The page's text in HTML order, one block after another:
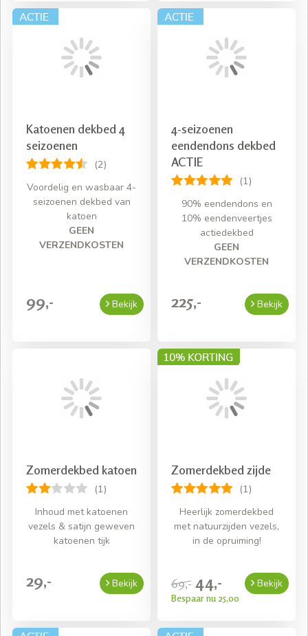
Katoenen dekbed 4
seizoenen
(2)
Voordelig en wasbaar 4-
seizoenen dekbed van
katoen
GEEN
VERZENDKOSTEN
99,- Bekijk
4-seizoenen
eendendons dekbed
ACTIE
(1)
90% eendendons en
10% eendenveertjes
actiedekbed
GEEN
VERZENDKOSTEN
225,- Bekijk
Zomerdekbed katoen
(1)
Inhoud met katoenen
vezels & satijn geweven
katoenen tijk
29,- Bekijk
Zomerdekbed zijde
(1)
Heerlijk zomerdekbed
met natuurzijden vezels,
in de opruiming!
69,- 44,-
Bespaar nu 25,00
Bekijk